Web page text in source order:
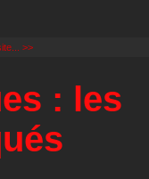
>>
: les